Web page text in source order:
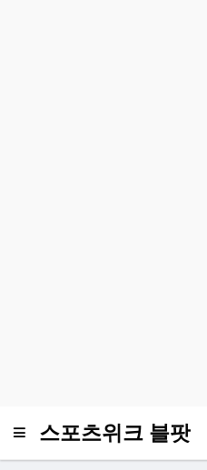
스포츠위크 블팟